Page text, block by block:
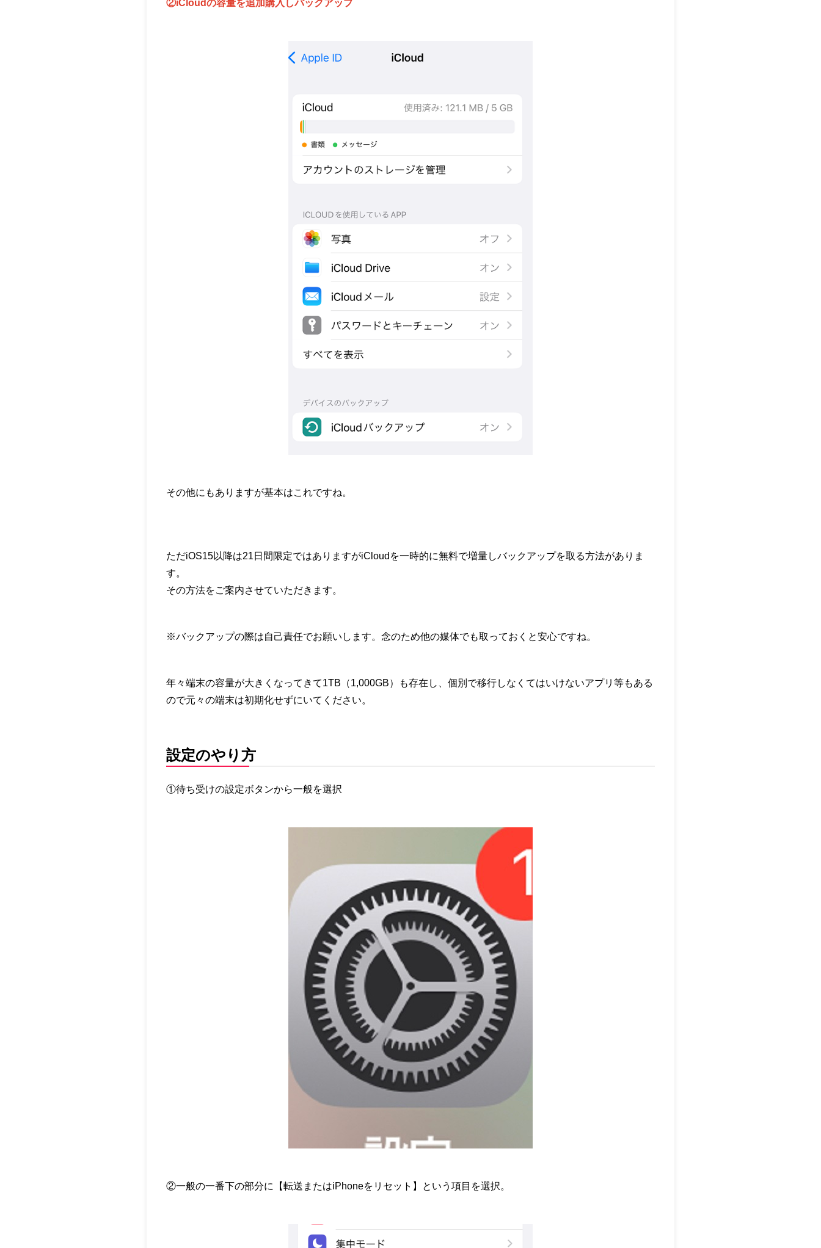
②iCloudの容量を追加購入しバックアップ
その他にもありますが基本はこれですね。
ただiOS15以降は21日間限定ではありますがiCloudを一時的に無料で増量しバックアップを取る方法がありま
す。
その方法をご案内させていただきます。
※バックアップの際は自己責任でお願いします。念のため他の媒体でも取っておくと安心ですね。
年々端末の容量が大きくなってきて1TB（1,000GB）も存在し、個別で移行しなくてはいけないアプリ等もある
ので元々の端末は初期化せずにいてください。
設定のやり方
①待ち受けの設定ボタンから一般を選択
②一般の一番下の部分に【転送またはiPhoneをリセット】という項目を選択。